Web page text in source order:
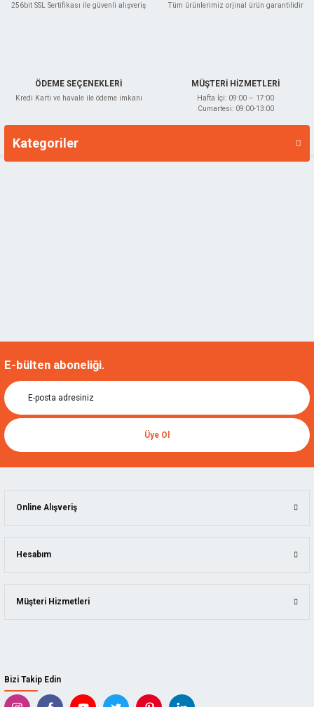
256bit SSL Sertifikası ile güvenli alışveriş Tüm ürünlerimiz orjinal ürün garantilidir
ÖDEME SEÇENEKLERİ
Kredi Kartı ve havale ile ödeme imkanı
MÜŞTERİ HİZMETLERİ
Hafta İçi: 09:00 – 17:00
Cumartesi: 09:00-13:00
Kategoriler
Markalar
E-bülten aboneliği.
Üye Ol
Bizi Takip Edin
Online Alışveriş
Hesabım
Müşteri Hizmetleri